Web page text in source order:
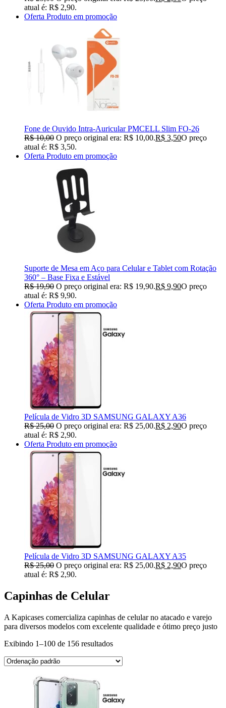
atual é: R$ 2,90.
Oferta Produto em promoção
Fone de Ouvido Intra-Auricular PMCELL Slim FO-26
R$10,00 O preço original era: R$ 10,00.R$ 3,50O preço
atual é: R$ 3,50.
Oferta Produto em promoção
Suporte de Mesa em Aço para Celular e Tablet com Rotação
360° – Base Fixa e Estável
R$19,90 O preço original era: R$ 19,90.R$ 9,90O preço
atual é: R$ 9,90.
Oferta Produto em promoção
Película de Vidro 3D SAMSUNG GALAXY A36
R$25,00 O preço original era: R$ 25,00.R$ 2,90O preço
atual é: R$ 2,90.
Oferta Produto em promoção
Película de Vidro 3D SAMSUNG GALAXY A35
R$25,00 O preço original era: R$ 25,00.R$ 2,90O preço
atual é: R$ 2,90.
Capinhas de Celular
A Kapicases comercializa capinhas de celular no atacado e varejo
para diversos modelos com excelente qualidade e ótimo preço justo
Exibindo 1–100 de 156 resultados